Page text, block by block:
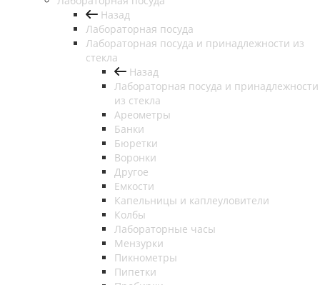
Назад
Лабораторная посуда
Лабораторная посуда и принадлежности из
стекла
Назад
Лабораторная посуда и принадлежности
из стекла
Ареометры
Банки
Бюретки
Воронки
Другое
Емкости
Капельницы и каплеуловители
Колбы
Лабораторные часы
Мензурки
Пикнометры
Пипетки